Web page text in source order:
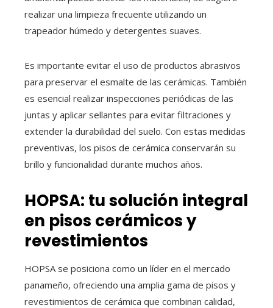
realizar una limpieza frecuente utilizando un
trapeador húmedo y detergentes suaves.
Es importante evitar el uso de productos abrasivos
para preservar el esmalte de las cerámicas. También
es esencial realizar inspecciones periódicas de las
juntas y aplicar sellantes para evitar filtraciones y
extender la durabilidad del suelo. Con estas medidas
preventivas, los pisos de cerámica conservarán su
brillo y funcionalidad durante muchos años.
HOPSA: tu solución integral
en pisos cerámicos y
revestimientos
HOPSA se posiciona como un líder en el mercado
panameño, ofreciendo una amplia gama de pisos y
revestimientos de cerámica que combinan calidad,